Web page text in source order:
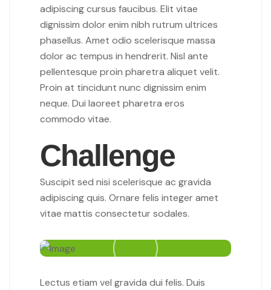
adipiscing cursus faucibus. Elit vitae
dignissim dolor enim nibh rutrum ultrices
phasellus. Amet odio scelerisque massa
dolor ac tempus in hendrerit. Nisl ante
pellentesque proin pharetra aliquet velit.
Proin at tincidunt nunc dignissim enim
neque. Dui laoreet pharetra eros
commodo vitae.
Challenge
Suscipit sed nisi scelerisque ac gravida
adipiscing quis. Ornare felis integer amet
vitae mattis consectetur sodales.
Lectus etiam vel gravida dui felis. Duis